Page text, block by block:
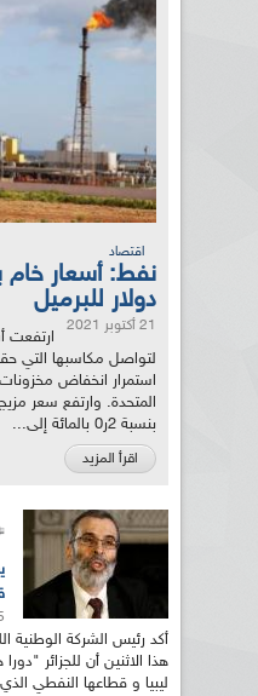
اقتصاد
دولار للبرميل
21 أكتوبر 2021
ارتفعت
لتواصل مكاسبها التي
استمرار انخفاض
المتحدة. وارتفع سعر
بنسبة 2ر0 بالمائة إلى...
اقرأ المزيد
أكد رئيس الشركة الوطنية
هذا الاثنين أن للجزائر
ليبيا و قطاعها النفطي